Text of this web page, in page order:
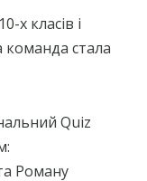
х класів і
команда стала
Quiz
Роману